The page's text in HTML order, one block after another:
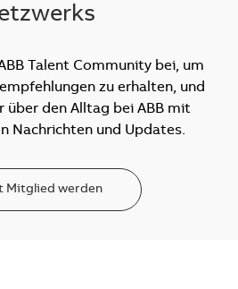
Talent Community bei, um
zu erhalten, und
über den Alltag bei ABB mit
Nachrichten und Updates.
Mitglied werden